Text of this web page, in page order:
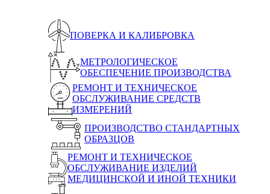
ПОВЕРКА И КАЛИБРОВКА
МЕТРОЛОГИЧЕСКОЕ
ОБЕСПЕЧЕНИЕ ПРОИЗВОДСТВА
РЕМОНТ И ТЕХНИЧЕСКОЕ
ОБСЛУЖИВАНИЕ СРЕДСТВ
ИЗМЕРЕНИЙ
ПРОИЗВОДСТВО СТАНДАРТНЫХ
ОБРАЗЦОВ
РЕМОНТ И ТЕХНИЧЕСКОЕ
ОБСЛУЖИВАНИЕ ИЗДЕЛИЙ
МЕДИЦИНСКОЙ И ИНОЙ ТЕХНИКИ